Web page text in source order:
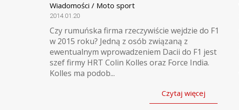
Wiadomości / Moto sport
2014.01.20
Czy rumuńska firma rzeczywiście wejdzie do F1
w 2015 roku? Jedną z osób związaną z
ewentualnym wprowadzeniem Dacii do F1 jest
szef firmy HRT Colin Kolles oraz Force India.
Kolles ma podob...
Czytaj więcej